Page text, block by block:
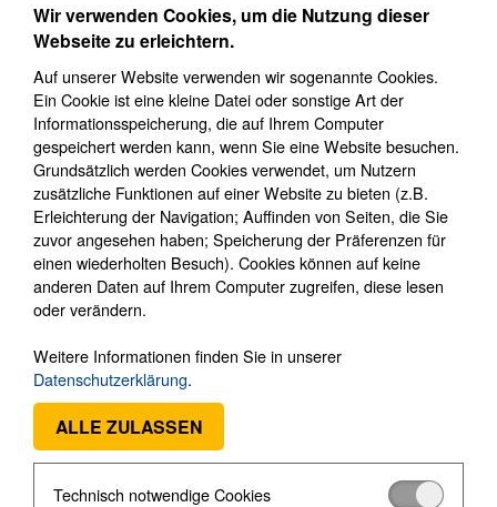
Diverse Komponenten (38)
Netzteile (3)
Präsentationsartikel (10)
Jablotron OASiS
►
Ajax►
Hikvision►
Ksenia
Cerberus (4)
Optex
UR Fog Nebelsysteme►
Union Smoke Rauchsysteme (3)
Verdrahtete Komponenten►
Autarke Komm.-Systeme (8)
Wir verwenden Cookies, um die Nutzung dieser
Webseite zu erleichtern.
Auf unserer Website verwenden wir sogenannte Cookies.
Ein Cookie ist eine kleine Datei oder sonstige Art der
Informationsspeicherung, die auf Ihrem Computer
gespeichert werden kann, wenn Sie eine Website besuchen.
Grundsätzlich werden Cookies verwendet, um Nutzern
zusätzliche Funktionen auf einer Website zu bieten (z.B.
Erleichterung der Navigation; Auffinden von Seiten, die Sie
zuvor angesehen haben; Speicherung der Präferenzen für
einen wiederholten Besuch). Cookies können auf keine
anderen Daten auf Ihrem Computer zugreifen, diese lesen
oder verändern.
Weitere Informationen finden Sie in unserer
Datenschutzerklärung.
ALLE ZULASSEN
Technisch notwendige Cookies